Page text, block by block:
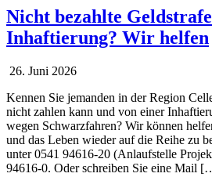
Nicht bezahlte
Inhaftierung? Wir helfen
26. Juni 2026
Kennen Sie jemanden in der Region
nicht zahlen kann und von einer
wegen Schwarzfahren? Wir können
und das Leben wieder auf die Reihe zu
unter 0541 94616-20 (Anlaufstelle
94616-0. Oder schreiben Sie eine Mail